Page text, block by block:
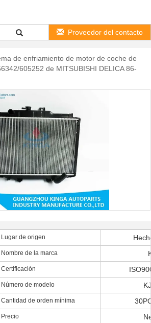
Proveedor del contacto
de enfriamiento de motor de coche de
605252 de MITSUBISHI DELICA 86-
Lugar de origen
Nombre de la marca
Certificación
Número de modelo
Cantidad de orden mínima
Precio